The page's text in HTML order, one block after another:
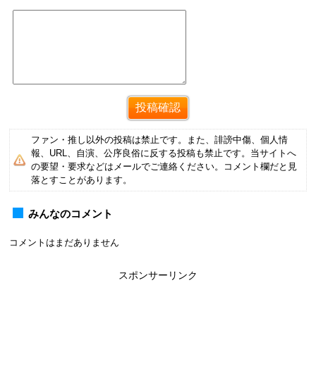
ファン・推し以外の投稿は禁止です。また、誹謗中傷、個人情
報、URL、自演、公序良俗に反する投稿も禁止です。当サイトへ
の要望・要求などはメールでご連絡ください。コメント欄だと見
落とすことがあります。
みんなのコメント
コメントはまだありません
スポンサーリンク